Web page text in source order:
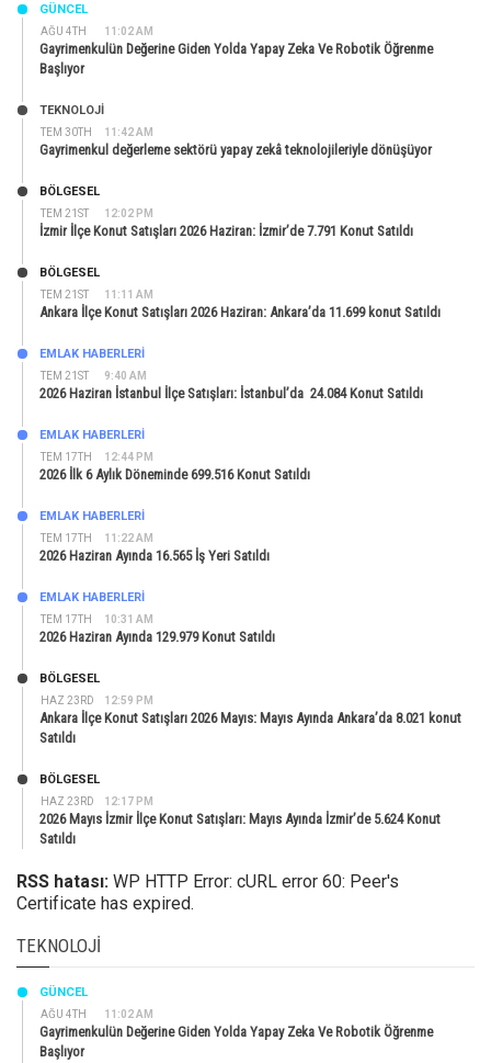
AĞU 4TH 11:02 AM
GÜNCEL
Gayrimenkulün Değerine Giden Yolda Yapay Zeka Ve Robotik Öğrenme
Başlıyor
TEM 30TH 11:42 AM
TEKNOLOJİ
Gayrimenkul değerleme sektörü yapay zekâ teknolojileriyle dönüşüyor
TEM 21ST 12:02 PM
BÖLGESEL
İzmir İlçe Konut Satışları 2026 Haziran: İzmir’de 7.791 Konut Satıldı
TEM 21ST 11:11 AM
BÖLGESEL
Ankara İlçe Konut Satışları 2026 Haziran: Ankara’da 11.699 konut Satıldı
TEM 21ST 9:40 AM
EMLAK HABERLERI
2026 Haziran İstanbul İlçe Satışları: İstanbul’da 24.084 Konut Satıldı
TEM 17TH 12:44 PM
EMLAK HABERLERI
2026 İlk 6 Aylık Döneminde 699.516 Konut Satıldı
TEM 17TH 11:22 AM
EMLAK HABERLERI
2026 Haziran Ayında 16.565 İş Yeri Satıldı
TEM 17TH 10:31 AM
EMLAK HABERLERI
2026 Haziran Ayında 129.979 Konut Satıldı
HAZ 23RD 12:59 PM
BÖLGESEL
Ankara İlçe Konut Satışları 2026 Mayıs: Mayıs Ayında Ankara’da 8.021 konut
Satıldı
HAZ 23RD 12:17 PM
BÖLGESEL
2026 Mayıs İzmir İlçe Konut Satışları: Mayıs Ayında İzmir’de 5.624 Konut
Satıldı
RSS hatası: WP HTTP Error: cURL error 60: Peer's
Certificate has expired.
TEKNOLOJI
AĞU 4TH 11:02 AM
GÜNCEL
Gayrimenkulün Değerine Giden Yolda Yapay Zeka Ve Robotik Öğrenme
Başlıyor